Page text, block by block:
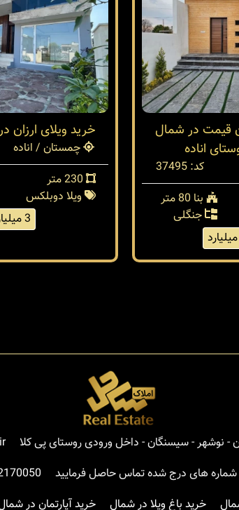
قیمت در شمال
اناده
کد: 37495
بنا 80 متر
جنگلی
خرید ویلای ارزان
چمستان / اناده
ویلا دوبلکس
3 میلیارد
- نوشهر - سیسنگان - داخل ورودی روستای پی کلا
شماره های درج شده تماس حاصل فرمایید
خرید باغ ویلا در شمال خرید آپارتمان در